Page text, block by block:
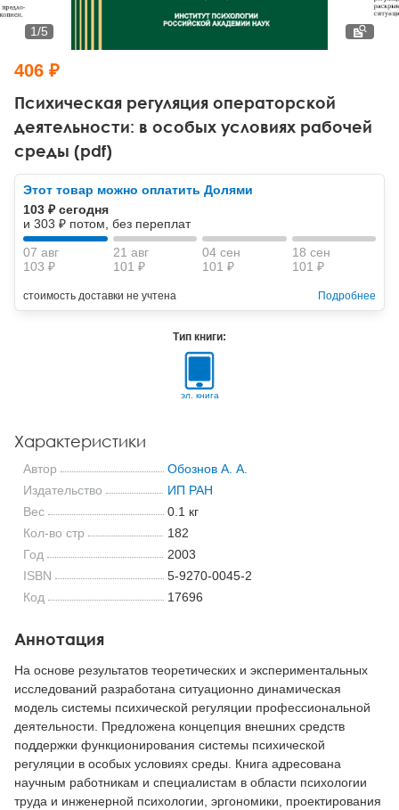
Тревожные расстройства, панические атаки
Психодрама
Другие направления психотерапии
Классический, эриксоновский гипноз и НЛП
НЛП
Психология труда и эргономика
Социальная психология
Социальная и организационная психология
Классический и юнгианский психоанализ
Психическая регуляция операторской
деятельности: в особых условиях рабочей
среды (pdf)
1/5
406 ₽
Этот товар можно оплатить Долями
103 ₽ сегодня
и 303 ₽ потом, без переплат
07 авг
103 ₽
21 авг
101 ₽
04 сен
101 ₽
18 сен
101 ₽
стоимость доставки не учтена Подробнее
Тип книги:
эл. книга
Характеристики
Автор
Обознов А. А.
Издательство
ИП РАН
Вес
0.1 кг
Кол-во стр
182
Год
2003
ISBN
5-9270-0045-2
Код
17696
Аннотация
На основе результатов теоретических и экспериментальных
исследований разработана ситуационно динамическая
модель системы психической регуляции профессиональной
деятельности. Предложена концепция внешних средств
поддержки функционирования системы психической
регуляции в особых условиях среды. Книга адресована
научным работникам и специалистам в области психологии
труда и инженерной психологии, эргономики, проектирования